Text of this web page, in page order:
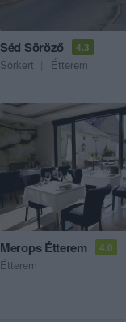
Séd Söröző 4.3
Sörkert Étterem
Merops Étterem 4.0
Étterem